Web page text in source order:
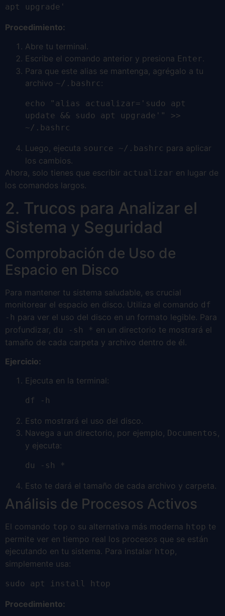
apt upgrade'
Procedimiento:
Abre tu terminal.
Escribe el comando anterior y presiona Enter.
Para que este alias se mantenga, agrégalo a tu
archivo ~/.bashrc :
echo "alias actualizar='sudo apt
update && sudo apt upgrade'" >>
~/.bashrc
Luego, ejecuta source ~/.bashrc para aplicar
los cambios.
Ahora, solo tienes que escribir actualizar en lugar de
los comandos largos.
2. Trucos para Analizar el
Sistema y Seguridad
Comprobación de Uso de
Espacio en Disco
Para mantener tu sistema saludable, es crucial
monitorear el espacio en disco. Utiliza el comando df
-h para ver el uso del disco en un formato legible. Para
profundizar, du -sh * en un directorio te mostrará el
tamaño de cada carpeta y archivo dentro de él.
Ejercicio:
Ejecuta en la terminal:
df -h
Esto mostrará el uso del disco.
Navega a un directorio, por ejemplo, Documentos ,
y ejecuta:
du -sh *
Esto te dará el tamaño de cada archivo y carpeta.
Análisis de Procesos Activos
El comando top o su alternativa más moderna htop te
permite ver en tiempo real los procesos que se están
ejecutando en tu sistema. Para instalar htop,
simplemente usa:
sudo apt install htop
Procedimiento: